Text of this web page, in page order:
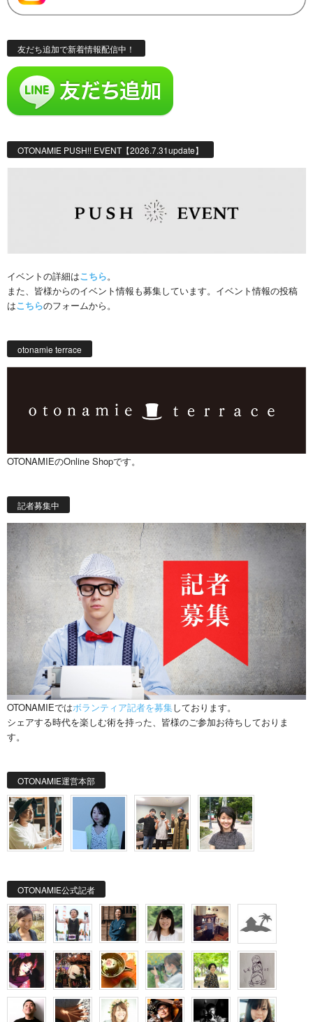
友だち追加で新着情報配信中！
OTONAMIE PUSH!! EVENT【2026.7.31update】
イベントの詳細はこちら。
また、皆様からのイベント情報も募集しています。イベント情報の投稿
はこちらのフォームから。
otonamie terrace
OTONAMIEのOnline Shopです。
記者募集中
OTONAMIEではボランティア記者を募集しております。
シェアする時代を楽しむ術を持った、皆様のご参加お待ちしておりま
す。
OTONAMIE運営本部
OTONAMIE公式記者